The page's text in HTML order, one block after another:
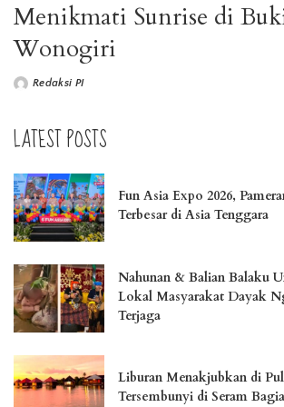
Menikmati Sunrise di
Wonogiri
Redaksi PI
LATEST POSTS
Fun Asia Expo 2026,
Terbesar di Asia Tenggara
Nahunan & Balian Balaku
Lokal Masyarakat Dayak
Terjaga
Liburan Menakjubkan di
Tersembunyi di Seram